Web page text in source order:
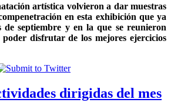
artística volvieron a dar muestras
en esta exhibición que ya
de septiembre y en la que se reunieron
disfrutar de los mejores ejercicios
dirigidas del mes